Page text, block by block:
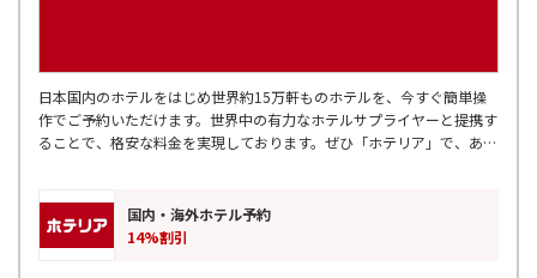
日本国内のホテルをはじめ世界約15万軒ものホテルを、今すぐ簡単操
作でご予約いただけます。世界中の有力なホテルサプライヤーと提携す
ることで、格安な料金を実現しております。ぜひ「ホテリア」で、あな
国内・海外ホテル予約
14%割引